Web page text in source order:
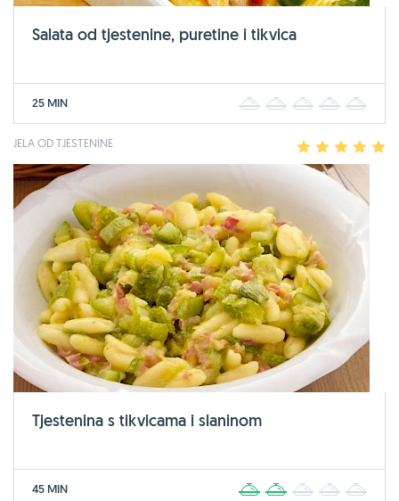
Salata od tjestenine, puretine i tikvica
25 MIN 2 3 4
JELA OD TJESTENINE 2 3 4
Tjestenina s tikvicama i slaninom
45 MIN 2 3 4